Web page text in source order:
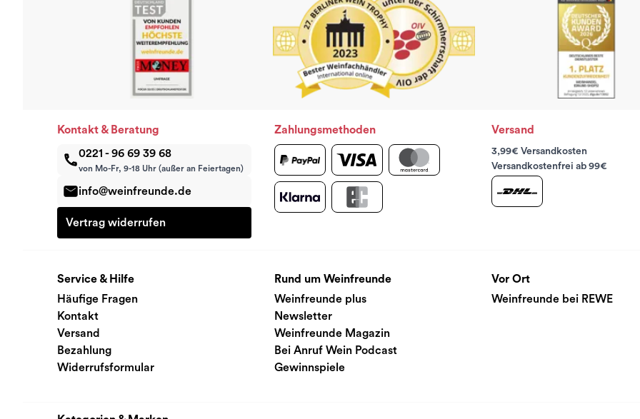
Kontakt & Beratung
0221 - 96 69 39 68
von Mo-Fr, 9-18 Uhr (außer an Feiertagen)
info@weinfreunde.de
Vertrag widerrufen
Zahlungsmethoden Versand
3,99€ Versandkosten
Versandkostenfrei ab 99€
Service & Hilfe
Häufige Fragen
Kontakt
Versand
Bezahlung
Widerrufsformular
Rund um Weinfreunde
Weinfreunde plus
Newsletter
Weinfreunde Magazin
Bei Anruf Wein Podcast
Gewinnspiele
Vor Ort
Weinfreunde bei REWE